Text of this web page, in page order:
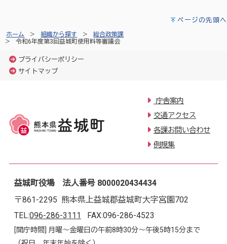
ページの先頭へ
ホーム 組織から探す
総合政策課
令和6年度第3回益城町使用料等審議会
プライバシーポリシー
サイトマップ
庁舎案内
交通アクセス
各課お問い合わせ
例規集
益城町役場 法人番号 8000020434434
〒861-2295 熊本県上益城郡益城町大字宮園702
TEL:096-286-3111 FAX:096-286-4523
[開庁時間] 月曜～金曜日の午前8時30分～午後5時15分まで